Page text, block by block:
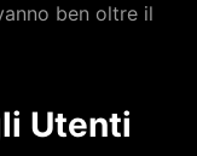
ben oltre il
Utenti